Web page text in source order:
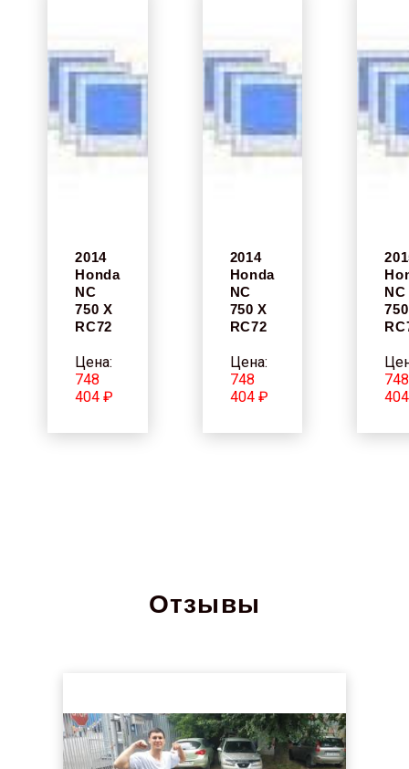
2014
Honda
NC
750 X
RC72
Цена:
748
404 ₽
2014
Honda
NC
750 X
RC72
Цена:
748
404 ₽
NC
748
Отзывы